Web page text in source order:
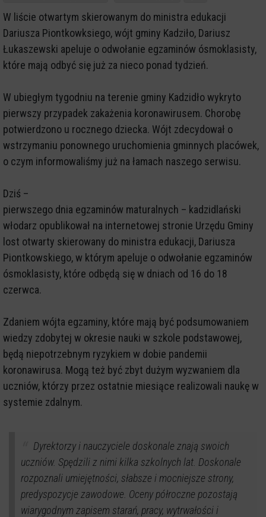
W liście otwartym skierowanym do ministra edukacji
Dariusza Piontkowksiego, wójt gminy Kadziło, Dariusz
Łukaszewski apeluje o odwołanie egzaminów ósmoklasisty,
które mają odbyć się już za nieco ponad tydzień.
W ubiegłym tygodniu na terenie gminy Kadzidło wykryto
pierwszy przypadek zakażenia koronawirusem. Chorobę
potwierdzono u rocznego dziecka. Wójt zdecydował o
wstrzymaniu ponownego uruchomienia gminnych placówek,
o czym informowaliśmy już na łamach naszego serwisu.
Dziś –
pierwszego dnia egzaminów maturalnych – kadzidlański
włodarz opublikował na internetowej stronie Urzędu Gminy
lost otwarty skierowany do ministra edukacji, Dariusza
Piontkowskiego, w którym apeluje o odwołanie egzaminów
ósmoklasisty, które odbędą się w dniach od 16 do 18
czerwca.
Zdaniem wójta egzaminy, które mają być podsumowaniem
wiedzy zdobytej w okresie nauki w szkole podstawowej,
będą niepotrzebnym ryzykiem w dobie pandemii
koronawirusa. Mogą też być zbyt dużym wyzwaniem dla
uczniów, którzy przez ostatnie miesiące realizowali naukę w
systemie zdalnym.
Dyrektorzy i nauczyciele doskonale znają swoich
uczniów. Spędzili z nimi kilka szkolnych lat. Doskonale
rozpoznali umiejętności, słabsze i mocniejsze strony,
predyspozycje zawodowe. Oceny półroczne pozostają
wiarygodnym zapisem starań, pracy, wytrwałości i